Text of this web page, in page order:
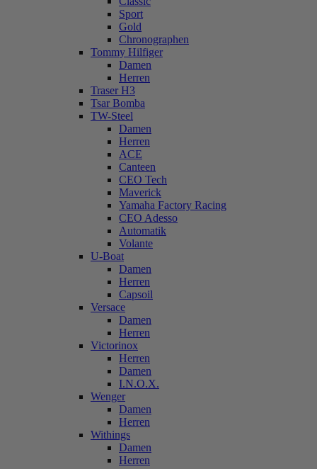
Sport
Gold
Chronographen
Tommy Hilfiger
Damen
Herren
Traser H3
Tsar Bomba
TW-Steel
Damen
Herren
ACE
Canteen
CEO Tech
Maverick
Yamaha Factory Racing
CEO Adesso
Automatik
Volante
U-Boat
Damen
Herren
Capsoil
Versace
Damen
Herren
Victorinox
Herren
Damen
I.N.O.X.
Wenger
Damen
Herren
Withings
Damen
Herren